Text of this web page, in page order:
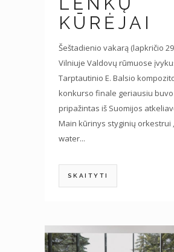
KŪRĖJAI
Šeštadienio vakarą (lapkričio
Vilniuje Valdovų rūmuose
Tarptautinio E. Balsio
konkurso finale geriausiu buvo
pripažintas iš Suomijos
Main kūrinys styginių orkestrui
water...
SKAITYTI